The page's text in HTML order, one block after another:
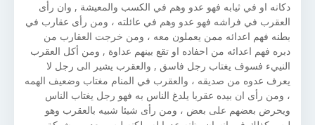
دكانه او في ثيابه فهو عدو وهم في الكسب والمعيشة , وان رأى
العقرب في فراشه فهو عدو وهم في عائلته ، ومن رأى عقارب في
بطنه فهم اعدائه ممن يعملون معه ، ومن خرجت العقارب من
دبره فهم اعدائه من احفاده او تقع بينهم عداوة , ومن أكل العقرب
النييء فسوف يغتاب رجل فاسق , والعقرب يشير الى رجل لا
يعرف عدوه من صديقه ، والعقرب في المنام مغتاب وضعيف الهمه
، ومن رأى ان بيده عقربا يلدغ الناس به فهو رجل يغتاب الناس
ويحرض بعضهم على بعض ، ومن رأى شيئا شبيه بالعقرب وهو